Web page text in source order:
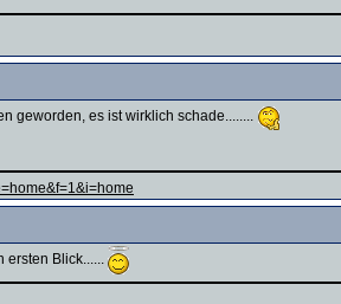
geworden, es ist wirklich schade........
ersten Blick......